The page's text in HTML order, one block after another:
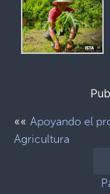
«« Apoyando el
Agricultura